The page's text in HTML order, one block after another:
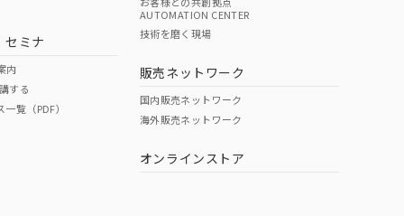
O O
ページへ
ください
セミナ
内
する
覧（PDF）
AUTOMATION CENTER
技術を磨く現場
販売ネットワーク
国内販売ネットワーク
海外販売ネットワーク
オンラインストア